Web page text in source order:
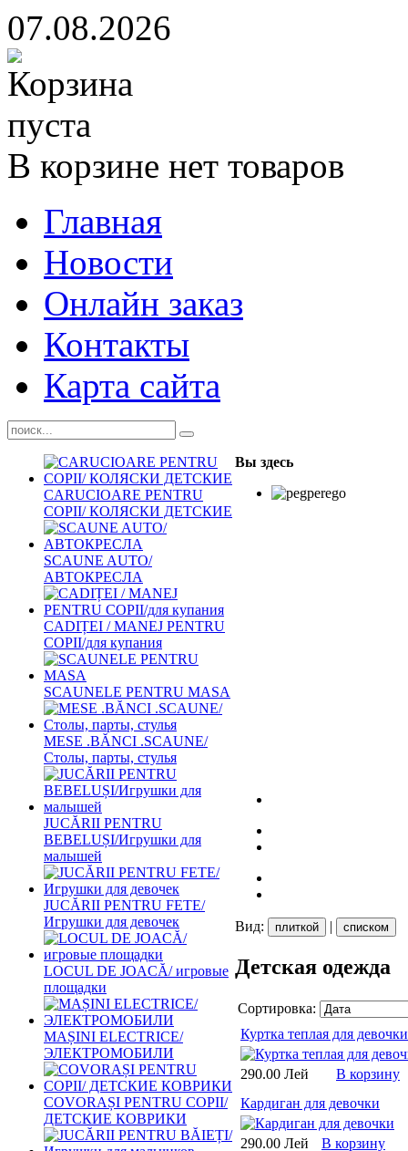
07.08.2026
В корзине нет товаров
Главная
Новости
Онлайн заказ
Контакты
Карта сайта
Вы здесь
Вид: плиткой | списком
Детская одежда
Сортировка:
Куртка теплая для девочки
290.00 Лей
В корзину
Кардиган для девочки
290.00 Лей
В корзину
CARUCIOARE PENTRU
COPII/ КОЛЯСКИ ДЕТСКИЕ
SCAUNE AUTO/
АВТОКРЕСЛА
CADIȚEI / MANEJ PENTRU
COPII/для купания
SCAUNELE PENTRU MASA
MESE .BĂNCI .SCAUNE/
Столы, парты, стулья
JUCĂRII PENTRU
BEBELUȘI/Игрушки для
малышей
JUCĂRII PENTRU FETE/
Игрушки для девочек
LOCUL DE JOACĂ/ игровые
площадки
MAȘINI ELECTRICE/
ЭЛЕКТРОМОБИЛИ
COVORAȘI PENTRU COPII/
ДЕТСКИЕ КОВРИКИ